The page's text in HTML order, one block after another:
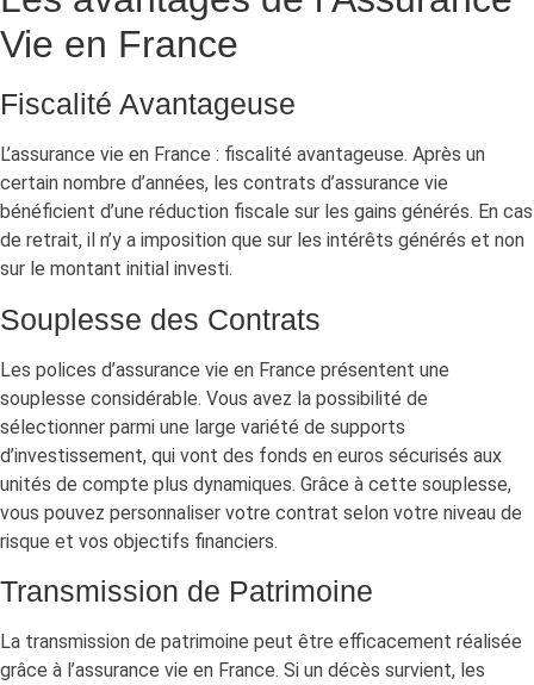
Vie en France
Fiscalité Avantageuse
L’assurance vie en France : fiscalité avantageuse. Après un
certain nombre d’années, les contrats d’assurance vie
bénéficient d’une réduction fiscale sur les gains générés. En cas
de retrait, il n’y a imposition que sur les intérêts générés et non
sur le montant initial investi.
Souplesse des Contrats
Les polices d’assurance vie en France présentent une
souplesse considérable. Vous avez la possibilité de
sélectionner parmi une large variété de supports
d’investissement, qui vont des fonds en euros sécurisés aux
unités de compte plus dynamiques. Grâce à cette souplesse,
vous pouvez personnaliser votre contrat selon votre niveau de
risque et vos objectifs financiers.
Transmission de Patrimoine
La transmission de patrimoine peut être efficacement réalisée
grâce à l’assurance vie en France. Si un décès survient, les